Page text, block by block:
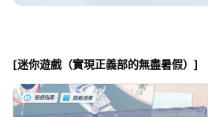
[迷你遊戲（實現正義部的無盡暑假）]